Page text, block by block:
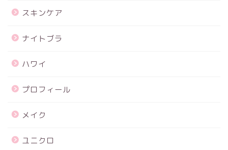
スキンケア
ナイトブラ
ハワイ
プロフィール
メイク
ユニクロ